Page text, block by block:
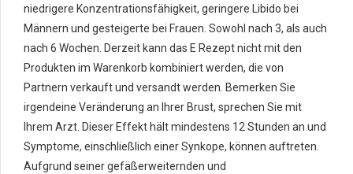
niedrigere Konzentrationsfähigkeit, geringere Libido bei
Männern und gesteigerte bei Frauen. Sowohl nach 3, als auch
nach 6 Wochen. Derzeit kann das E Rezept nicht mit den
Produkten im Warenkorb kombiniert werden, die von
Partnern verkauft und versandt werden. Bemerken Sie
irgendeine Veränderung an Ihrer Brust, sprechen Sie mit
Ihrem Arzt. Dieser Effekt hält mindestens 12 Stunden an und
Symptome, einschließlich einer Synkope, können auftreten.
Aufgrund seiner gefäßerweiternden und